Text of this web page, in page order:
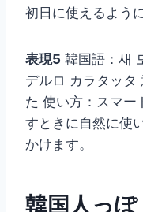
初日に使えるよう
表現5 韓国語：새
デルロ カラタッタ
た 使い方：スマー
すときに自然に使
かけます。
韓国人っ